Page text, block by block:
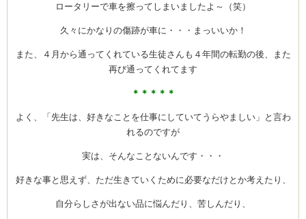
ロータリーで車を擦ってしまいましたよ～（笑）
久々にかなりの傷跡が車に・・・まっいいか！
また、４月から通ってくれている生徒さんも４年間の転勤の後、また
再び通ってくれてます
＊＊＊＊＊
よく、「先生は、好きなことを仕事にしていてうらやましい」と言わ
れるのですが
実は、そんなことないんです・・・
好きな事と思えず、ただ生きていくために必要なだけとか考えたり、
自分らしさが出ない品に悩んだり、苦しんだり、